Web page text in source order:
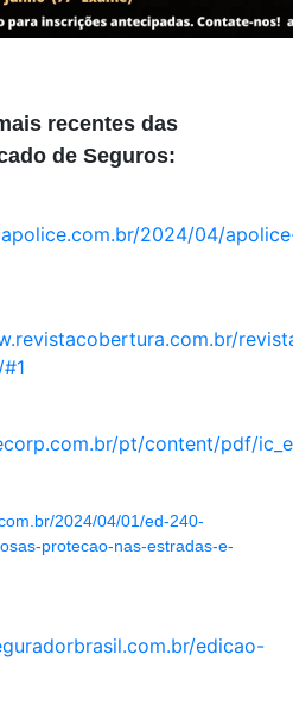
recentes das
de Seguros:
2024/04/
pt/content/pdf/
2024/04/01/ed-240-
protecao-nas-estradas-e-
edicao-